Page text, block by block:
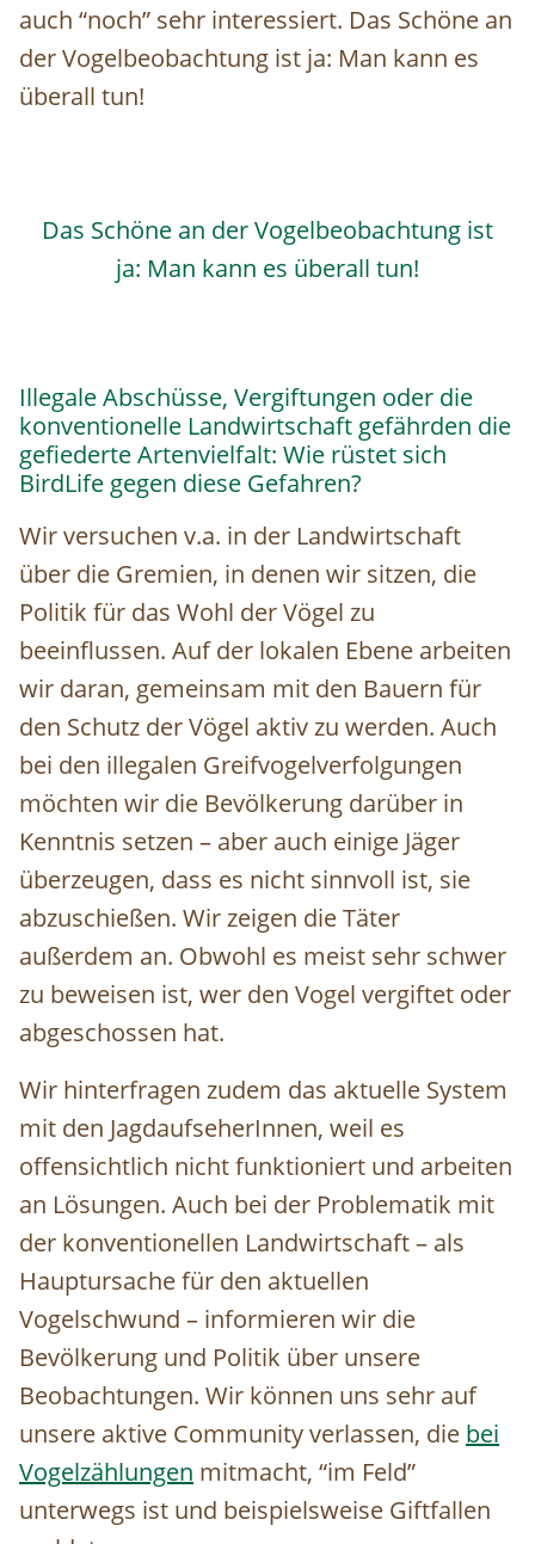
auch “noch” sehr interessiert. Das Schöne an
der Vogelbeobachtung ist ja: Man kann es
überall tun!
Das Schöne an der Vogelbeobachtung ist
ja: Man kann es überall tun!
Illegale Abschüsse, Vergiftungen oder die
konventionelle Landwirtschaft gefährden die
gefiederte Artenvielfalt: Wie rüstet sich
BirdLife gegen diese Gefahren?
Wir versuchen v.a. in der Landwirtschaft
über die Gremien, in denen wir sitzen, die
Politik für das Wohl der Vögel zu
beeinflussen. Auf der lokalen Ebene arbeiten
wir daran, gemeinsam mit den Bauern für
den Schutz der Vögel aktiv zu werden. Auch
bei den illegalen Greifvogelverfolgungen
möchten wir die Bevölkerung darüber in
Kenntnis setzen – aber auch einige Jäger
überzeugen, dass es nicht sinnvoll ist, sie
abzuschießen. Wir zeigen die Täter
außerdem an. Obwohl es meist sehr schwer
zu beweisen ist, wer den Vogel vergiftet oder
abgeschossen hat.
Wir hinterfragen zudem das aktuelle System
mit den JagdaufseherInnen, weil es
offensichtlich nicht funktioniert und arbeiten
an Lösungen. Auch bei der Problematik mit
der konventionellen Landwirtschaft – als
Hauptursache für den aktuellen
Vogelschwund – informieren wir die
Bevölkerung und Politik über unsere
Beobachtungen. Wir können uns sehr auf
unsere aktive Community verlassen, die bei
Vogelzählungen mitmacht, “im Feld”
unterwegs ist und beispielsweise Giftfallen